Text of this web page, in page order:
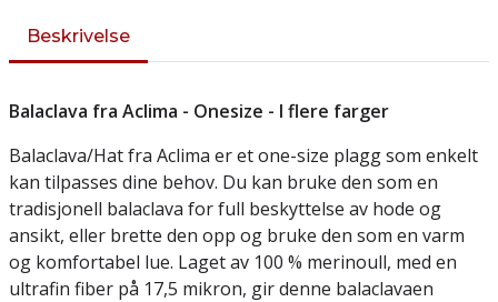
Beskrivelse
Balaclava fra Aclima - Onesize - I flere farger
Balaclava/Hat fra Aclima er et one-size plagg som enkelt
kan tilpasses dine behov. Du kan bruke den som en
tradisjonell balaclava for full beskyttelse av hode og
ansikt, eller brette den opp og bruke den som en varm
og komfortabel lue. Laget av 100 % merinoull, med en
ultrafin fiber på 17,5 mikron, gir denne balaclavaen